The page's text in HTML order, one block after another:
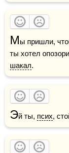
Мы пришли,
шакал.
Эй ты, псих,